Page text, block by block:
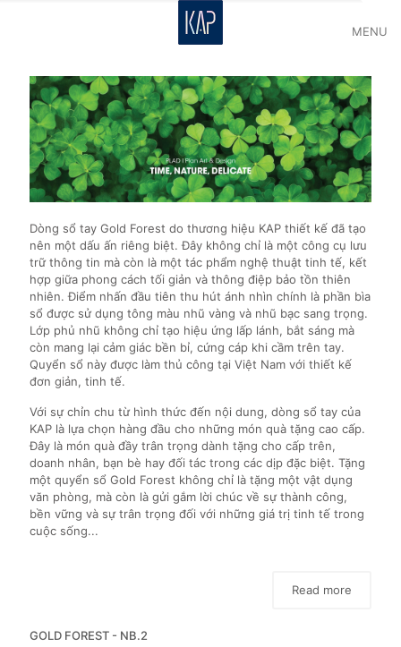
MENU
Dòng sổ tay Gold Forest do thương hiệu KAP thiết kế đã tạo
nên một dấu ấn riêng biệt. Đây không chỉ là một công cụ lưu
trữ thông tin mà còn là một tác phẩm nghệ thuật tinh tế, kết
hợp giữa phong cách tối giản và thông điệp bảo tồn thiên
nhiên. Điểm nhấn đầu tiên thu hút ánh nhìn chính là phần bìa
sổ được sử dụng tông màu nhũ vàng và nhũ bạc sang trọng.
Lớp phủ nhũ không chỉ tạo hiệu ứng lấp lánh, bắt sáng mà
còn mang lại cảm giác bền bỉ, cứng cáp khi cầm trên tay.
Quyển sổ này được làm thủ công tại Việt Nam với thiết kế
đơn giản, tinh tế.
Với sự chỉn chu từ hình thức đến nội dung, dòng sổ tay của
KAP là lựa chọn hàng đầu cho những món quà tặng cao cấp.
Đây là món quà đầy trân trọng dành tặng cho cấp trên,
doanh nhân, bạn bè hay đối tác trong các dịp đặc biệt. Tặng
một quyển sổ Gold Forest không chỉ là tặng một vật dụng
văn phòng, mà còn là gửi gắm lời chúc về sự thành công,
bền vững và sự trân trọng đối với những giá trị tinh tế trong
cuộc sống...
Read more
GOLD FOREST - NB.2